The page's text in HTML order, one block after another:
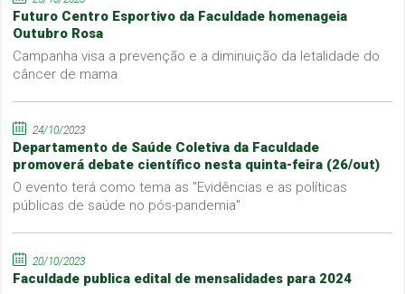
Futuro Centro Esportivo da Faculdade homenageia
Outubro Rosa
Campanha visa a prevenção e a diminuição da letalidade do
câncer de mama
24/10/2023
Departamento de Saúde Coletiva da Faculdade
promoverá debate científico nesta quinta-feira (26/out)
O evento terá como tema as "Evidências e as políticas
públicas de saúde no pós-pandemia"
20/10/2023
Faculdade publica edital de mensalidades para 2024